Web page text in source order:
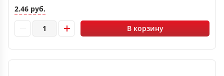
2.46 руб.
В корзину